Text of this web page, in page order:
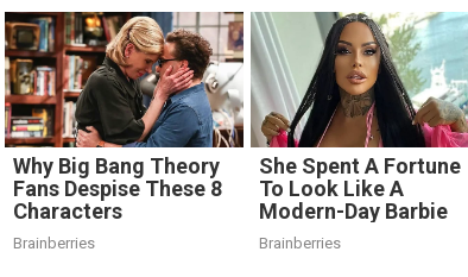
Why Big Bang Theory
Fans Despise These 8
Characters
Brainberries
She Spent A Fortune
To Look Like A
Modern-Day Barbie
Brainberries